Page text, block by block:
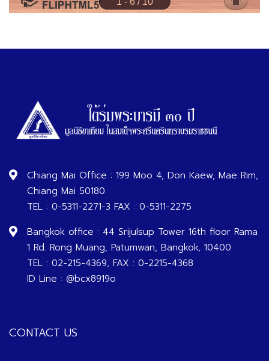
Chiang Mai Office : 199 Moo 4, Don Kaew, Mae Rim,
Chiang Mai 50180
TEL : 0-5311-2271-3 FAX : 0-5311-2275
Bangkok office : 44 Srijulsup Tower 16th floor Rama
1 Rd. Rong Muang, Patumwan, Bangkok, 10400.
TEL : 02-215-4369, FAX : 0-2215-4368
ID Line : @bcx8919o
CONTACT US